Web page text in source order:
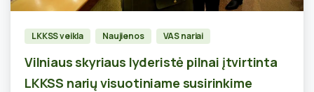
LKKSS veikla Naujienos VAS nariai
Vilniaus skyriaus lyderistė pilnai įtvirtinta
LKKSS narių visuotiniame susirinkime